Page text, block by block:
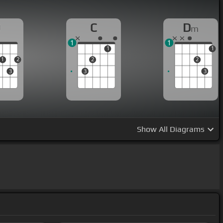
1
3
2
C
3
2
1
1
Dm
2
3
1
1
Show All Diagrams